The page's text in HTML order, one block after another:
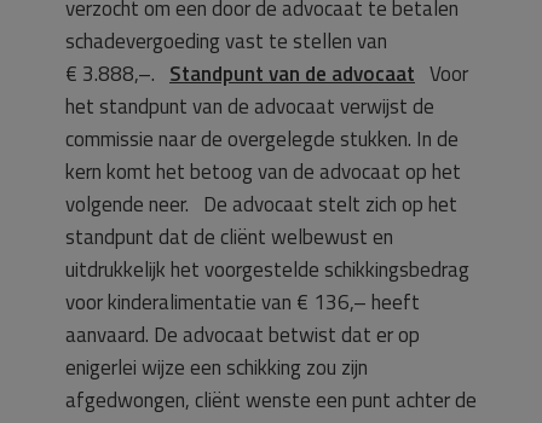
verzocht om een door de advocaat te betalen
schadevergoeding vast te stellen van
€ 3.888,–. Standpunt van de advocaat Voor
het standpunt van de advocaat verwijst de
commissie naar de overgelegde stukken. In de
kern komt het betoog van de advocaat op het
volgende neer. De advocaat stelt zich op het
standpunt dat de cliënt welbewust en
uitdrukkelijk het voorgestelde schikkingsbedrag
voor kinderalimentatie van € 136,– heeft
aanvaard. De advocaat betwist dat er op
enigerlei wijze een schikking zou zijn
afgedwongen, cliënt wenste een punt achter de